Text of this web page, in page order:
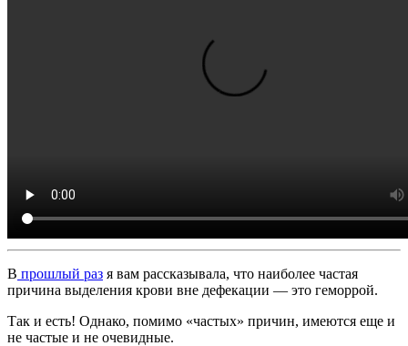
В прошлый раз я вам рассказывала, что наиболее частая
причина выделения крови вне дефекации — это геморрой.
Так и есть! Однако, помимо «частых» причин, имеются еще и
не частые и не очевидные.